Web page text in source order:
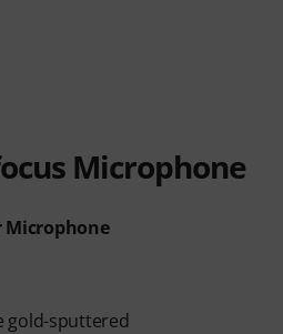
Microphone
Microphone
gold-sputtered